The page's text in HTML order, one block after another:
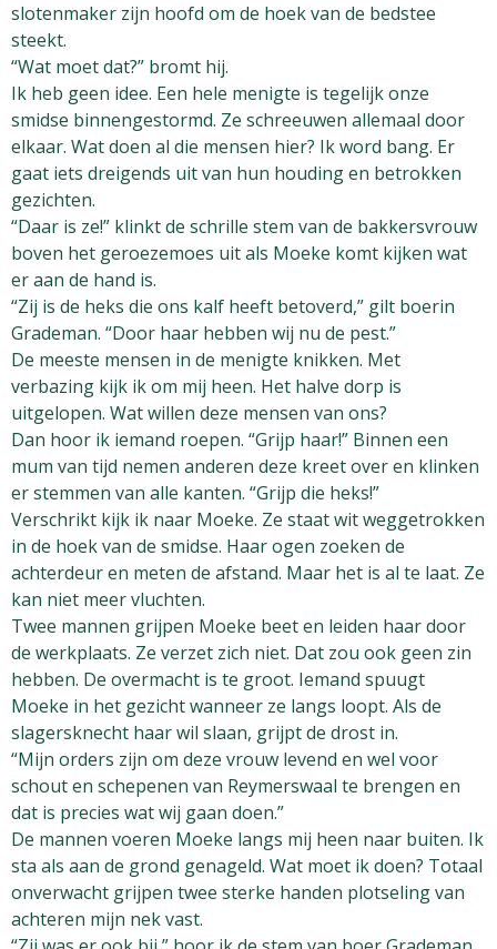
slotenmaker zijn hoofd om de hoek van de bedstee
steekt.
“Wat moet dat?” bromt hij.
Ik heb geen idee. Een hele menigte is tegelijk onze
smidse binnengestormd. Ze schreeuwen allemaal door
elkaar. Wat doen al die mensen hier? Ik word bang. Er
gaat iets dreigends uit van hun houding en betrokken
gezichten.
“Daar is ze!” klinkt de schrille stem van de bakkersvrouw
boven het geroezemoes uit als Moeke komt kijken wat
er aan de hand is.
“Zij is de heks die ons kalf heeft betoverd,” gilt boerin
Grademan. “Door haar hebben wij nu de pest.”
De meeste mensen in de menigte knikken. Met
verbazing kijk ik om mij heen. Het halve dorp is
uitgelopen. Wat willen deze mensen van ons?
Dan hoor ik iemand roepen. “Grijp haar!” Binnen een
mum van tijd nemen anderen deze kreet over en klinken
er stemmen van alle kanten. “Grijp die heks!”
Verschrikt kijk ik naar Moeke. Ze staat wit weggetrokken
in de hoek van de smidse. Haar ogen zoeken de
achterdeur en meten de afstand. Maar het is al te laat. Ze
kan niet meer vluchten.
Twee mannen grijpen Moeke beet en leiden haar door
de werkplaats. Ze verzet zich niet. Dat zou ook geen zin
hebben. De overmacht is te groot. Iemand spuugt
Moeke in het gezicht wanneer ze langs loopt. Als de
slagersknecht haar wil slaan, grijpt de drost in.
“Mijn orders zijn om deze vrouw levend en wel voor
schout en schepenen van Reymerswaal te brengen en
dat is precies wat wij gaan doen.”
De mannen voeren Moeke langs mij heen naar buiten. Ik
sta als aan de grond genageld. Wat moet ik doen? Totaal
onverwacht grijpen twee sterke handen plotseling van
achteren mijn nek vast.